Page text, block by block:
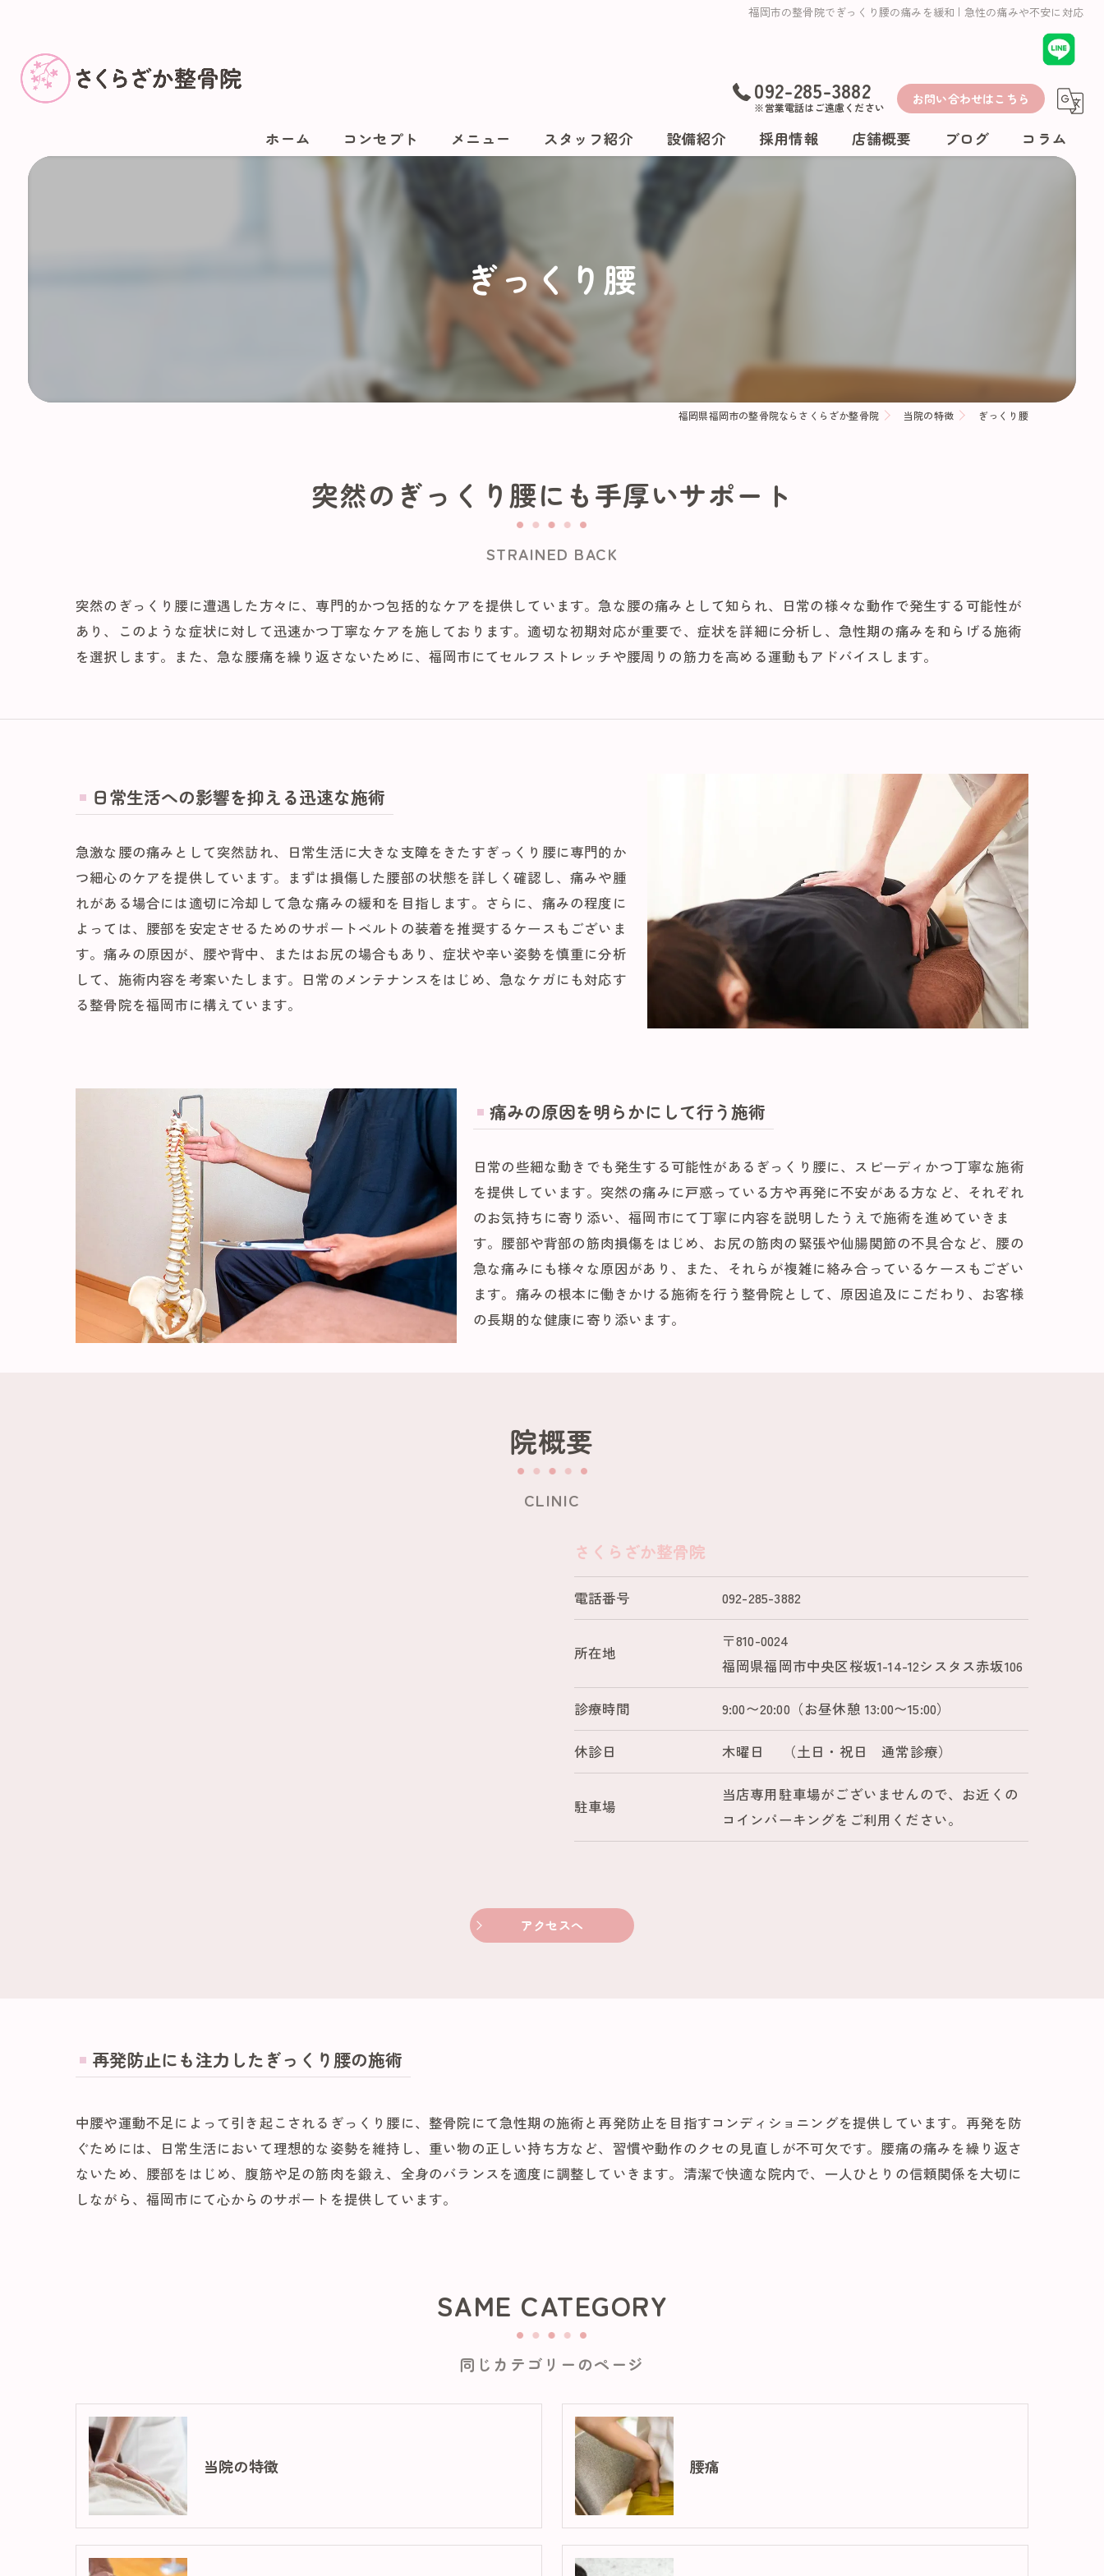
福岡市の整骨院でぎっくり腰の痛みを緩和 | 急性の痛みや不安に対応
092-285-3882
※営業電話はご遠慮ください
お問い合わせはこちら
ホーム コンセプト メニュー スタッフ紹介 設備紹介 採用情報 店舗概要 ブログ コラム
ぎっくり腰
福岡県福岡市の整骨院ならさくらざか整骨院 当院の特徴 ぎっくり腰
突然のぎっくり腰にも手厚いサポート
STRAINED BACK
突然のぎっくり腰に遭遇した方々に、専門的かつ包括的なケアを提供しています。急な腰の痛みとして知られ、日常の様々な動作で発生する可能性が
あり、このような症状に対して迅速かつ丁寧なケアを施しております。適切な初期対応が重要で、症状を詳細に分析し、急性期の痛みを和らげる施術
を選択します。また、急な腰痛を繰り返さないために、福岡市にてセルフストレッチや腰周りの筋力を高める運動もアドバイスします。
日常生活への影響を抑える迅速な施術
急激な腰の痛みとして突然訪れ、日常生活に大きな支障をきたすぎっくり腰に専門的か
つ細心のケアを提供しています。まずは損傷した腰部の状態を詳しく確認し、痛みや腫
れがある場合には適切に冷却して急な痛みの緩和を目指します。さらに、痛みの程度に
よっては、腰部を安定させるためのサポートベルトの装着を推奨するケースもございま
す。痛みの原因が、腰や背中、またはお尻の場合もあり、症状や辛い姿勢を慎重に分析
して、施術内容を考案いたします。日常のメンテナンスをはじめ、急なケガにも対応す
る整骨院を福岡市に構えています。
痛みの原因を明らかにして行う施術
日常の些細な動きでも発生する可能性があるぎっくり腰に、スピーディかつ丁寧な施術
を提供しています。突然の痛みに戸惑っている方や再発に不安がある方など、それぞれ
のお気持ちに寄り添い、福岡市にて丁寧に内容を説明したうえで施術を進めていきま
す。腰部や背部の筋肉損傷をはじめ、お尻の筋肉の緊張や仙腸関節の不具合など、腰の
急な痛みにも様々な原因があり、また、それらが複雑に絡み合っているケースもござい
ます。痛みの根本に働きかける施術を行う整骨院として、原因追及にこだわり、お客様
の長期的な健康に寄り添います。
院概要
CLINIC
さくらざか整骨院
電話番号 092-285-3882
所在地
〒810-0024
福岡県福岡市中央区桜坂1-14-12シスタス赤坂106
診療時間 9:00〜20:00（お昼休憩 13:00〜15:00）
休診日 木曜日 （土日・祝日 通常診療）
駐車場
当店専用駐車場がございませんので、お近くの
コインパーキングをご利用ください。
アクセスへ
再発防止にも注力したぎっくり腰の施術
中腰や運動不足によって引き起こされるぎっくり腰に、整骨院にて急性期の施術と再発防止を目指すコンディショニングを提供しています。再発を防
ぐためには、日常生活において理想的な姿勢を維持し、重い物の正しい持ち方など、習慣や動作のクセの見直しが不可欠です。腰痛の痛みを繰り返さ
ないため、腰部をはじめ、腹筋や足の筋肉を鍛え、全身のバランスを適度に調整していきます。清潔で快適な院内で、一人ひとりの信頼関係を大切に
しながら、福岡市にて心からのサポートを提供しています。
同じカテゴリーのページ
SAME CATEGORY
当院の特徴 腰痛